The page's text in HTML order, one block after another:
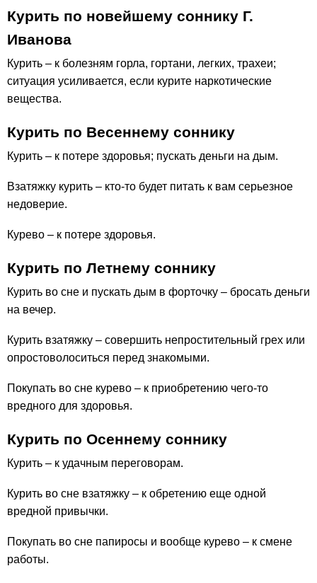
Курить по новейшему соннику Г.
Иванова
Курить – к болезням горла, гортани, легких, трахеи;
ситуация усиливается, если курите наркотические
вещества.
Курить по Весеннему соннику
Курить – к потере здоровья; пускать деньги на дым.
Взатяжку курить – кто-то будет питать к вам серьезное
недоверие.
Курево – к потере здоровья.
Курить по Летнему соннику
Курить во сне и пускать дым в форточку – бросать деньги
на вечер.
Курить взатяжку – совершить непростительный грех или
опростоволоситься перед знакомыми.
Покупать во сне курево – к приобретению чего-то
вредного для здоровья.
Курить по Осеннему соннику
Курить – к удачным переговорам.
Курить во сне взатяжку – к обретению еще одной
вредной привычки.
Покупать во сне папиросы и вообще курево – к смене
работы.